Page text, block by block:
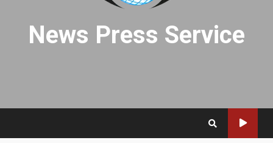
News Press Service